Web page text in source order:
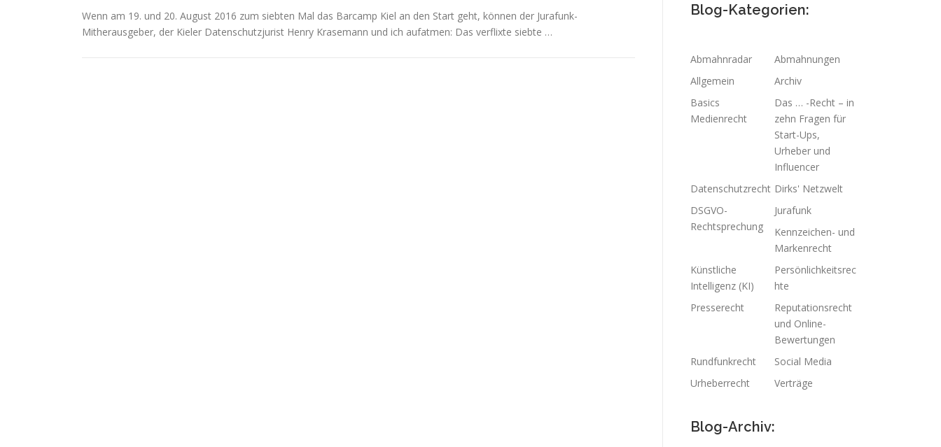
Wenn am 19. und 20. August 2016 zum siebten Mal das Barcamp Kiel an den Start geht, können der Jurafunk-
Mitherausgeber, der Kieler Datenschutzjurist Henry Krasemann und ich aufatmen: Das verflixte siebte …
Blog-Kategorien:
Abmahnradar
Abmahnungen
Allgemein
Archiv
Basics
Medienrecht
Das … -Recht – in
zehn Fragen für
Start-Ups,
Urheber und
Influencer
Datenschutzrecht Dirks' Netzwelt
DSGVO-
Rechtsprechung
Jurafunk
Kennzeichen- und
Markenrecht
Künstliche
Intelligenz (KI)
Persönlichkeitsrec
hte
Presserecht
Reputationsrecht
und Online-
Bewertungen
Rundfunkrecht
Social Media
Urheberrecht
Verträge
Blog-Archiv: